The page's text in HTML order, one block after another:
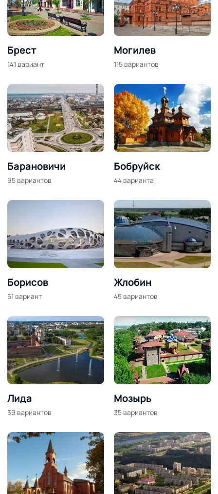
Брест
141 вариант
Могилев
115 вариантов
Барановичи
95 вариантов
Бобруйск
44 варианта
Борисов
51 вариант
Жлобин
45 вариантов
Лида
39 вариантов
Мозырь
35 вариантов